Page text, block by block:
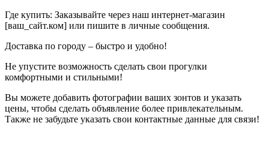
Где купить: Заказывайте через наш интернет-магазин
[ваш_сайт.ком] или пишите в личные сообщения.
Доставка по городу – быстро и удобно!
Не упустите возможность сделать свои прогулки
комфортными и стильными!
Вы можете добавить фотографии ваших зонтов и указать
цены, чтобы сделать объявление более привлекательным.
Также не забудьте указать свои контактные данные для связи!